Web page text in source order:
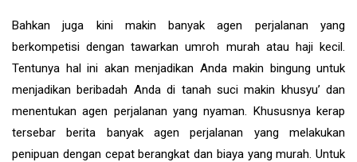
Bahkan juga kini makin banyak agen perjalanan yang
berkompetisi dengan tawarkan umroh murah atau haji kecil.
Tentunya hal ini akan menjadikan Anda makin bingung untuk
menjadikan beribadah Anda di tanah suci makin khusyu’ dan
menentukan agen perjalanan yang nyaman. Khususnya kerap
tersebar berita banyak agen perjalanan yang melakukan
penipuan dengan cepat berangkat dan biaya yang murah. Untuk